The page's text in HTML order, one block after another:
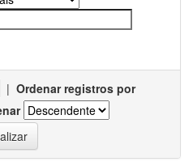
| Ordenar registros por